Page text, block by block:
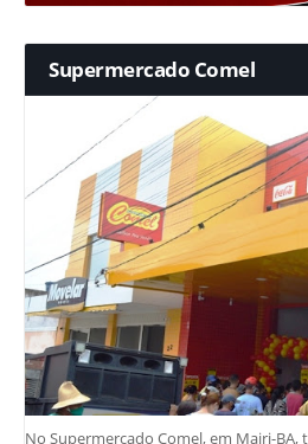
Supermercado Comel
No Supermercado Comel, em Mairi-